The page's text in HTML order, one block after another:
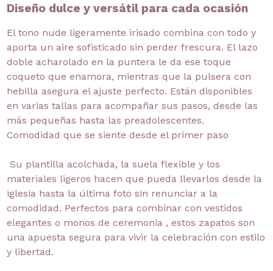
Diseño dulce y versátil para cada ocasión
El tono nude ligeramente irisado combina con todo y
aporta un aire sofisticado sin perder frescura. El lazo
doble acharolado en la puntera le da ese toque
coqueto que enamora, mientras que la pulsera con
hebilla asegura el ajuste perfecto. Están disponibles
en varias tallas para acompañar sus pasos, desde las
más pequeñas hasta las preadolescentes.
Comodidad que se siente desde el primer paso
Su plantilla acolchada, la suela flexible y los
materiales ligeros hacen que pueda llevarlos desde la
iglesia hasta la última foto sin renunciar a la
comodidad. Perfectos para combinar con vestidos
elegantes o monos de ceremonia , estos zapatos son
una apuesta segura para vivir la celebración con estilo
y libertad.